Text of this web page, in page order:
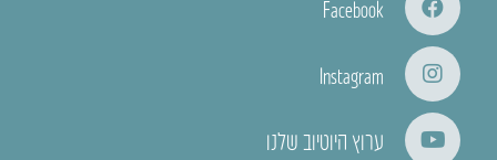
Facebook
Instagram
ערוץ היוטיוב שלנו